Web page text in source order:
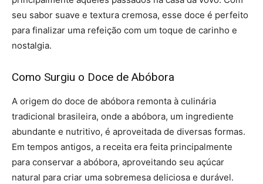
seu sabor suave e textura cremosa, esse doce é perfeito
para finalizar uma refeição com um toque de carinho e
nostalgia.
Como Surgiu o Doce de Abóbora
A origem do doce de abóbora remonta à culinária
tradicional brasileira, onde a abóbora, um ingrediente
abundante e nutritivo, é aproveitada de diversas formas.
Em tempos antigos, a receita era feita principalmente
para conservar a abóbora, aproveitando seu açúcar
natural para criar uma sobremesa deliciosa e durável.